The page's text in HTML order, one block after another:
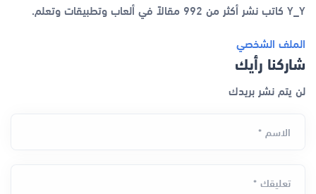
Y_Y كاتب نشر أكثر من 992 مقالاً في ألعاب وتطبيقات وتعلم.
الملف الشخصي
شاركنا رأيك
لن يتم نشر بريدك
الاسم *
تعليقك *